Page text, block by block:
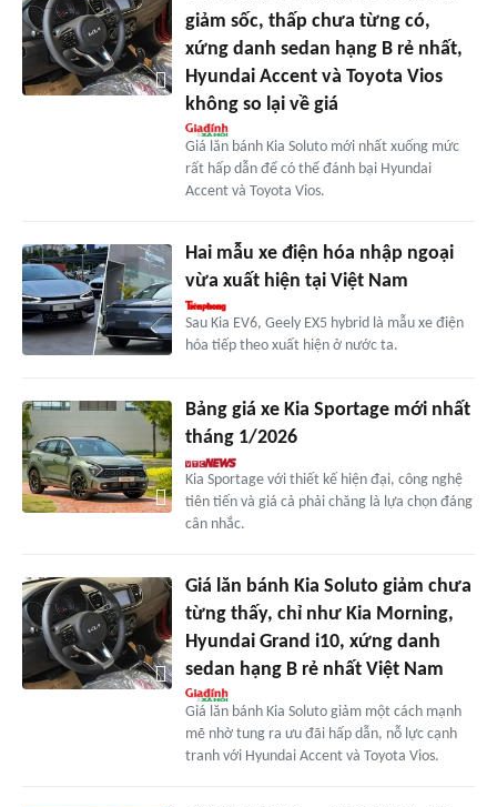
giảm sốc, thấp chưa từng có,
xứng danh sedan hạng B rẻ nhất,
Hyundai Accent và Toyota Vios
không so lại về giá
Giá lăn bánh Kia Soluto mới nhất xuống mức
rất hấp dẫn để có thể đánh bại Hyundai
Accent và Toyota Vios.
Hai mẫu xe điện hóa nhập ngoại
vừa xuất hiện tại Việt Nam
Sau Kia EV6, Geely EX5 hybrid là mẫu xe điện
hóa tiếp theo xuất hiện ở nước ta.
Bảng giá xe Kia Sportage mới nhất
tháng 1/2026
Kia Sportage với thiết kế hiện đại, công nghệ
tiên tiến và giá cả phải chăng là lựa chọn đáng
cân nhắc.
Giá lăn bánh Kia Soluto giảm chưa
từng thấy, chỉ như Kia Morning,
Hyundai Grand i10, xứng danh
sedan hạng B rẻ nhất Việt Nam
Giá lăn bánh Kia Soluto giảm một cách mạnh
mẽ nhờ tung ra ưu đãi hấp dẫn, nỗ lực cạnh
tranh với Hyundai Accent và Toyota Vios.